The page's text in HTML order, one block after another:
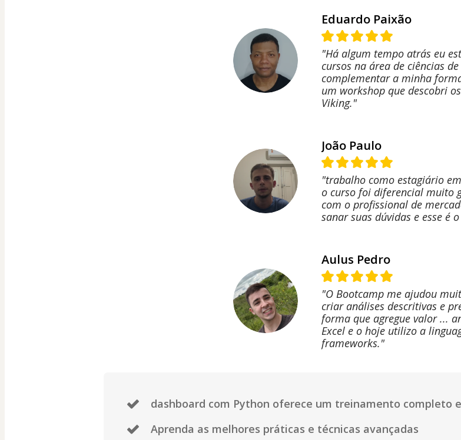
Eduardo Paixão
"Há algum tempo atrás eu
cursos na área de ciências
complementar a minha
um workshop que descobri
Viking."
João Paulo
"trabalho como estagiário
o curso foi diferencial muito
com o profissional de
sanar suas dúvidas e esse é
Aulus Pedro
"O Bootcamp me ajudou
criar análises descritivas e
forma que agregue valor ...
Excel e o hoje utilizo a
frameworks."
dashboard com Python oferece um treinamento completo
Aprenda as melhores práticas e técnicas avançadas